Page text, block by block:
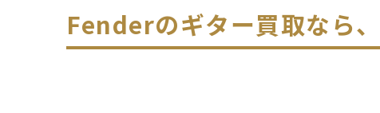
Fenderのギター買取なら